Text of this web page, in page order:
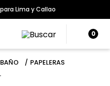
Lima y Callao
0
PAPELERAS